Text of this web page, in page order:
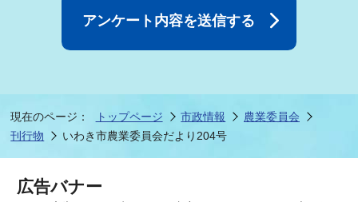
現在のページ： トップページ 市政情報
農業委員会
刊行物
いわき市農業委員会だより204号
広告バナー